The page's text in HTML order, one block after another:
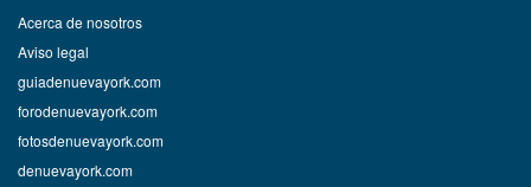
Acerca de nosotros
Aviso legal
guiadenuevayork.com
forodenuevayork.com
fotosdenuevayork.com
denuevayork.com